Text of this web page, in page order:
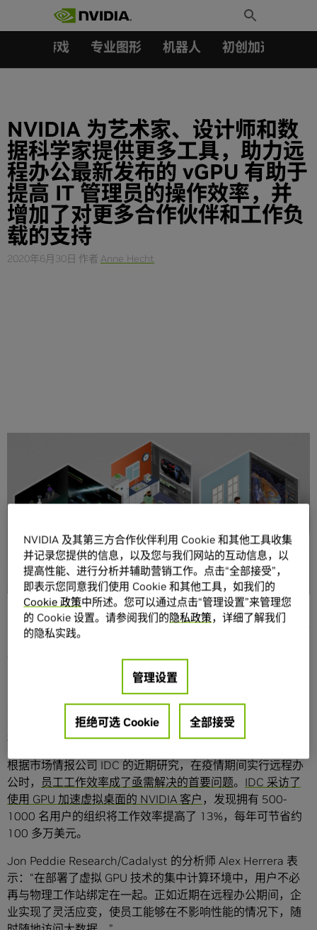
Toggle
Search
游戏 专业图形 机器人 初创加速会员成
NVIDIA 为艺术家、设计师和数
据科学家提供更多工具，助力远
程办公最新发布的 vGPU 有助于
提高 IT 管理员的操作效率，并
增加了对更多合作伙伴和工作负
载的支持
2020年6月30日 作者 Anne Hecht
对于许多组织而言，新冠肺炎大流行已经完全转变了员工的
工作方式。从现在开始，他们可以选择在家中或在办公室内
开展协作。
NVIDIA 近期推出了新版本的虚拟 GPU 软件（ vGPU 2020 年
7 月版），助力全球各地的数百万专业人员提升工作效率。
该软件增加了对更多工作负载的支持，并提供了相关功能，
旨在提高 IT 管理员的操作效率。
从设计师到数据科学家， GPU 虚拟化为每位用户提供了一种
灵活的工作方式，帮助他们打破地理局限，在需要先进图形
和计算能力的项目中实现协作。
根据市场情报公司 IDC 的近期研究，在疫情期间实行远程办
公时， 员工工作效率成了亟需解决的首要问题。 IDC 采访了
使用 GPU 加速虚拟桌面的 NVIDIA 客户 ，发现拥有 500-
1000 名用户的组织将工作效率提高了 13%，每年可节省约
100 多万美元。
Jon Peddie Research/Cadalyst 的分析师 Alex Herrera 表
示：“在部署了虚拟 GPU 技术的集中计算环境中，用户不必
再与物理工作站绑定在一起。正如近期在远程办公期间，企
业实现了灵活应变，使员工能够在不影响性能的情况下，随
NVIDIA 及其第三方合作伙伴利用 Cookie 和其他工具收集
并记录您提供的信息，以及您与我们网站的互动信息，以
提高性能、进行分析并辅助营销工作。点击“全部接受”，
即表示您同意我们使用 Cookie 和其他工具，如我们的
Cookie 政策中所述。您可以通过点击“管理设置”来管理您
的 Cookie 设置。请参阅我们的隐私政策，详细了解我们
的隐私实践。
管理设置
拒绝可选 Cookie 全部接受